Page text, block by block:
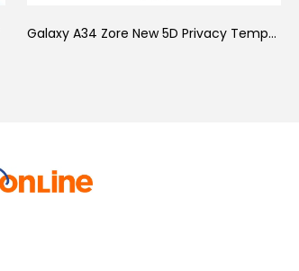
Galaxy A34 Zore New 5D Privacy Temperli Ekran Koruyucu